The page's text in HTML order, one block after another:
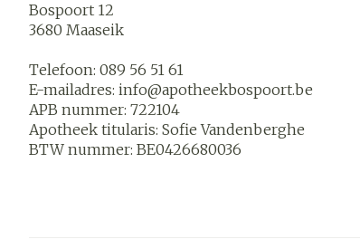
Bospoort 12
3680 Maaseik
Telefoon: 089 56 51 61
E-mailadres: info@apotheekbospoort.be
APB nummer: 722104
Apotheek titularis: Sofie Vandenberghe
BTW nummer: BE0426680036